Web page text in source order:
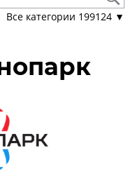
Все категории 199124 ▼